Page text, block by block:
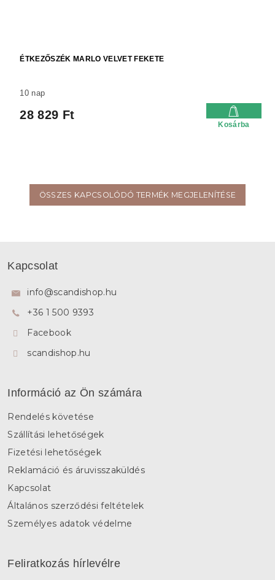
ÉTKEZŐSZÉK MARLO VELVET FEKETE
10 nap
28 829 Ft
Kosárba
ÖSSZES KAPCSOLÓDÓ TERMÉK MEGJELENÍTÉSE
Kapcsolat
info@scandishop.hu
+36 1 500 9393
Facebook
scandishop.hu
Információ az Ön számára
Rendelés követése
Szállítási lehetőségek
Fizetési lehetőségek
Reklamáció és áruvisszaküldés
Kapcsolat
Általános szerződési feltételek
Személyes adatok védelme
Feliratkozás hírlevélre